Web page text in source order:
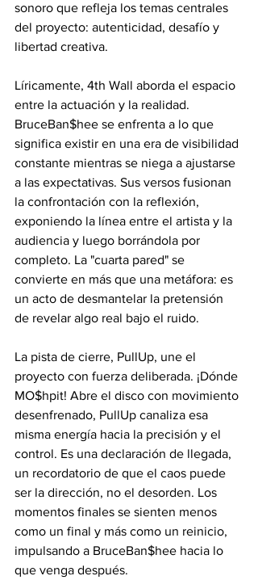
sonoro que refleja los temas centrales
del proyecto: autenticidad, desafío y
libertad creativa.
Líricamente, 4th Wall aborda el espacio
entre la actuación y la realidad.
BruceBan$hee se enfrenta a lo que
significa existir en una era de visibilidad
constante mientras se niega a ajustarse
a las expectativas. Sus versos fusionan
la confrontación con la reflexión,
exponiendo la línea entre el artista y la
audiencia y luego borrándola por
completo. La "cuarta pared" se
convierte en más que una metáfora: es
un acto de desmantelar la pretensión
de revelar algo real bajo el ruido.
La pista de cierre, PullUp, une el
proyecto con fuerza deliberada. ¡Dónde
MO$hpit! Abre el disco con movimiento
desenfrenado, PullUp canaliza esa
misma energía hacia la precisión y el
control. Es una declaración de llegada,
un recordatorio de que el caos puede
ser la dirección, no el desorden. Los
momentos finales se sienten menos
como un final y más como un reinicio,
impulsando a BruceBan$hee hacia lo
que venga después.